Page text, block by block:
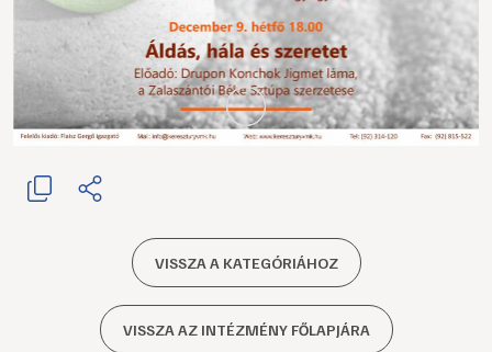
VISSZA A KATEGÓRIÁHOZ
VISSZA AZ INTÉZMÉNY FŐLAPJÁRA